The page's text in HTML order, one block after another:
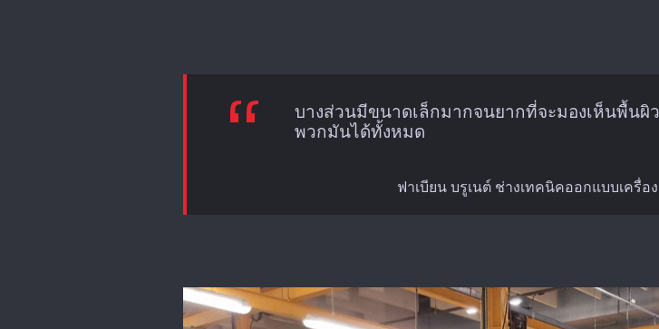
บางส่วนมีขนาดเล็กมากจนยากที่จะมองเห็นพื้นผิ
พวกมันได้ทั้งหมด
ฟาเบียน บรูเนต์ ช่างเทคนิคออกแบบเครื่